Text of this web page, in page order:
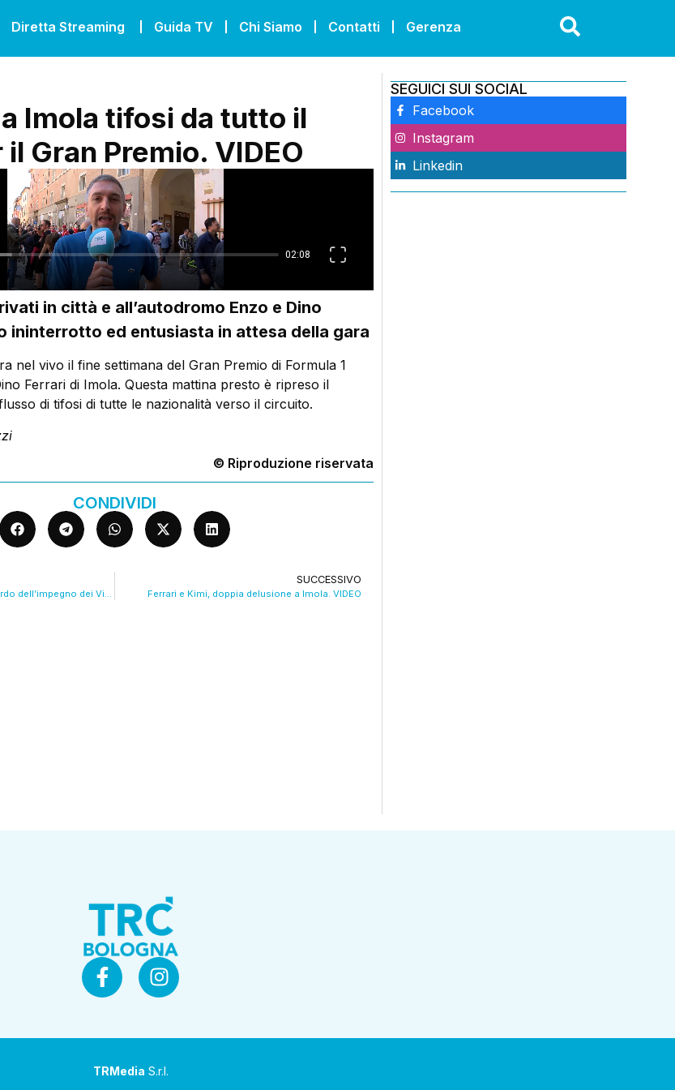
Diretta Streaming Guida TV Chi Siamo Contatti Gerenza
Imola tifosi da tutto il
Gran Premio. VIDEO
in città e all’autodromo Enzo e Dino
ininterrotto ed entusiasta in attesa della gara
nel vivo il fine settimana del Gran Premio di Formula 1
Ferrari di Imola. Questa mattina presto è ripreso il
di tifosi di tutte le nazionalità verso il circuito.
© Riproduzione riservata
CONDIVIDI
Due anni dall’alluvione, il ricordo dell’impegno dei Vigili del Fuoco VIDEO
SUCCESSIVO
Ferrari e Kimi, doppia delusione a Imola. VIDEO
SEGUICI SUI SOCIAL
Facebook
Instagram
Linkedin
TRMedia S.r.l.